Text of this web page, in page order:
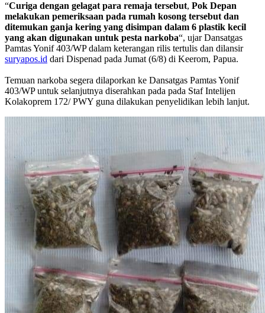
“Curiga dengan gelagat para remaja tersebut, Pok Depan
melakukan pemeriksaan pada rumah kosong tersebut dan
ditemukan ganja kering yang disimpan dalam 6 plastik kecil
yang akan digunakan untuk pesta narkoba“, ujar Dansatgas
Pamtas Yonif 403/WP dalam keterangan rilis tertulis dan dilansir
suryapos.id dari Dispenad pada Jumat (6/8) di Keerom, Papua.
Temuan narkoba segera dilaporkan ke Dansatgas Pamtas Yonif
403/WP untuk selanjutnya diserahkan pada pada Staf Intelijen
Kolakoprem 172/ PWY guna dilakukan penyelidikan lebih lanjut.